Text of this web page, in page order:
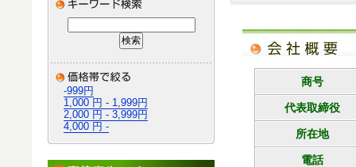
-999円
1,000 円 - 1,999円
2,000 円 - 3,999円
4,000 円 -
商号
代表取締役
所在地
電話